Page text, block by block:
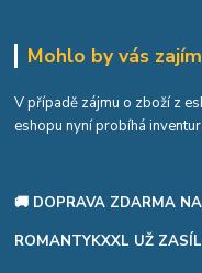
Mohlo by vás
V případě zájmu o zboží z
eshopu nyní probíhá
🚚 DOPRAVA ZDARMA
ROMANTYKXXL UŽ